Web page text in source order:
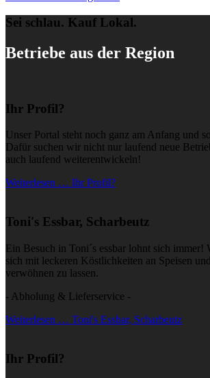
Sei schlau. Kauf Lokal.
Betriebe aus der Region
Ihr Profil?
Unser Portal steht noch ganz am Anfang und
Dafür suchen wir nicht nur laufend neue
auch laufend weiterentwickeln!
Weiterlesen … Ihr Profil?
Toni's Essbar, Scharbeutz
Ein Besuch in Toni´s essbar lohnt sich immer!
sich mit leckeren Köstlichkeiten an Speisen
verwöhnen zu lassen.
- Abholung & Lieferservice -
Weiterlesen … Toni's Essbar, Scharbeutz
Ihr Profil?